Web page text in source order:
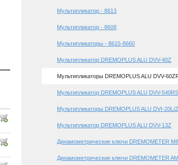
Мультипликатор - 8613
Мультипликатор - 8608
Мультипликаторы - 8615-8660
Мультипликатор DREMOPLUS ALU DVV-40Z
Мультипликаторы DREMOPLUS ALU DVV-
Мультипликатор DREMOPLUS ALU DVV-540RS
Мультипликаторы DREMOPLUS ALU DVI-20L/
Мультипликатор DREMOPLUS ALU DVV-13Z
Динамометрические ключи DREMOMETER
Динамометрические ключи DREMOMETER AM